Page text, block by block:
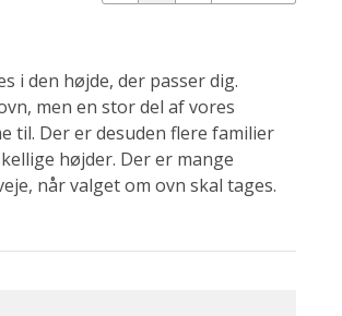
i den højde, der passer dig.
men en stor del af vores
til. Der er desuden flere familier
højder. Der er mange
når valget om ovn skal tages.